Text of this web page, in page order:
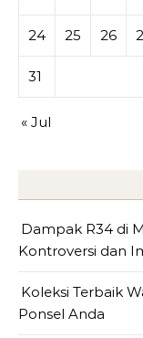
24 25 26
31
« Jul
Dampak R34 di
Kontroversi dan
Koleksi Terbaik
Ponsel Anda